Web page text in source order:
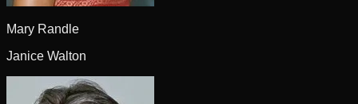
Mary Randle
Janice Walton